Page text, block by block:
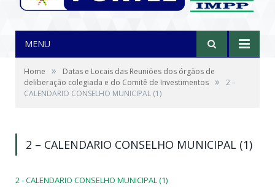
MENU
Home »
Datas e Locais das Reuniões dos órgãos de
deliberação colegiada e do Comitê de Investimentos »
2 –
CALENDARIO CONSELHO MUNICIPAL (1)
2 – CALENDARIO CONSELHO MUNICIPAL (1)
2 - CALENDARIO CONSELHO MUNICIPAL (1)